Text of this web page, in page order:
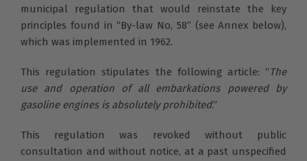
municipal regulation that would reinstate the key
principles found in “By-law No, 58” (see Annex below),
which was implemented in 1962.
This regulation stipulates the following article: “The
use and operation of all embarkations powered by
gasoline engines is absolutely prohibited.”
This regulation was revoked without public
consultation and without notice, at a past unspecified